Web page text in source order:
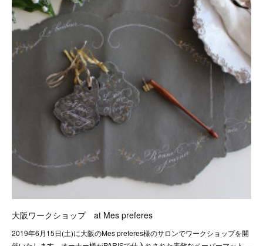
大阪ワークショップ at Mes preferes
2019年6月15日(土)に大阪のMes preferes様のサロンでワークショップを開